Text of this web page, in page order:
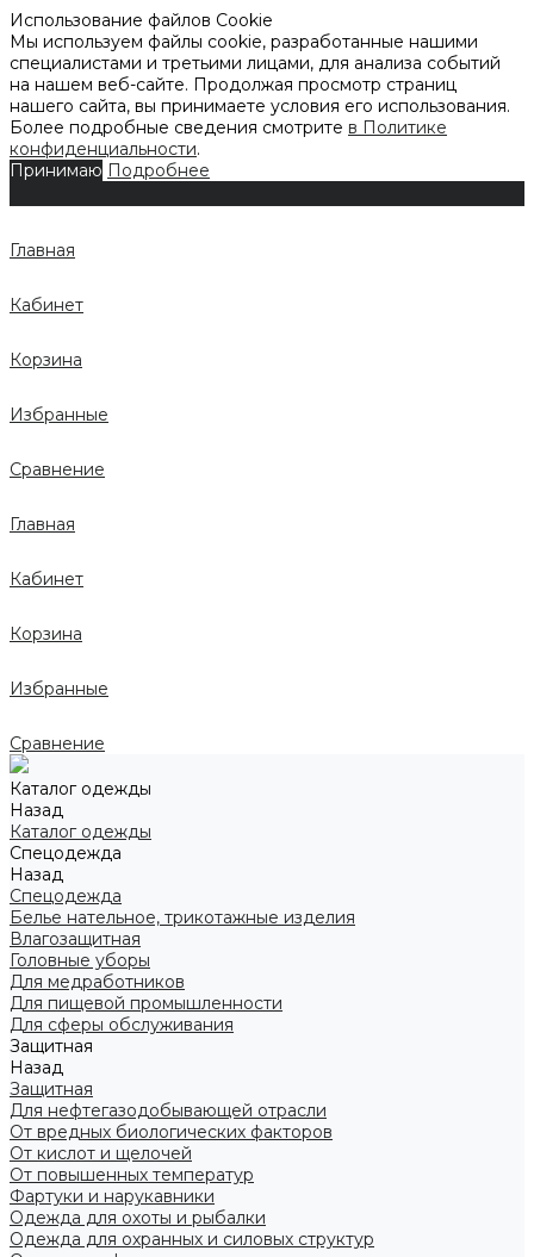
Использование файлов Cookie
Мы используем файлы cookie, разработанные нашими
специалистами и третьими лицами, для анализа событий
на нашем веб-сайте. Продолжая просмотр страниц
нашего сайта, вы принимаете условия его использования.
Более подробные сведения смотрите в Политике
конфиденциальности.
Принимаю Подробнее
Главная
Кабинет
Корзина
Избранные
Сравнение
Главная
Кабинет
Корзина
Избранные
Сравнение
Каталог одежды
Назад
Каталог одежды
Спецодежда
Назад
Спецодежда
Белье нательное, трикотажные изделия
Влагозащитная
Головные уборы
Для медработников
Для пищевой промышленности
Для сферы обслуживания
Защитная
Назад
Защитная
Для нефтегазодобывающей отрасли
От вредных биологических факторов
От кислот и щелочей
От повышенных температур
Фартуки и нарукавники
Одежда для охоты и рыбалки
Одежда для охранных и силовых структур